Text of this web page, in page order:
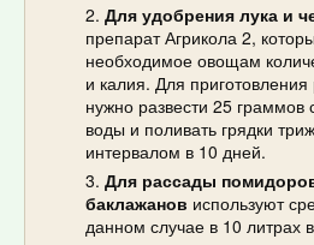
Для удобрения лука и
препарат Агрикола 2,
необходимое овощам
и калия. Для приготовления
нужно развести 25 граммов
воды и поливать грядки
интервалом в 10 дней.
Для рассады
баклажанов используют
данном случае в 10 литрах